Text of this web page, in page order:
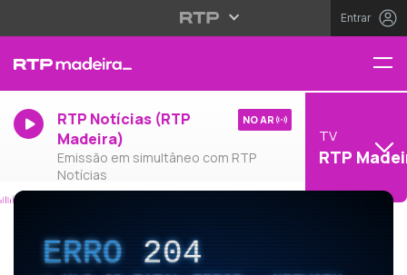
Entrar
RTP Notícias (RTP
Madeira)
Emissão em simultâneo com RTP
Notícias
NO AR
TV
RTP
ERRO204